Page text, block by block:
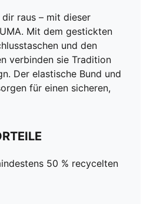
raus – mit dieser
Mit dem gestickten
und den
verbinden sie Tradition
Der elastische Bund und
für einen sicheren,
50 % recycelten